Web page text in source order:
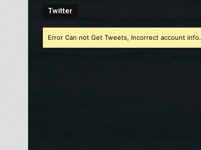
Twitter
Error Can not Get Tweets, Incorrect account info.